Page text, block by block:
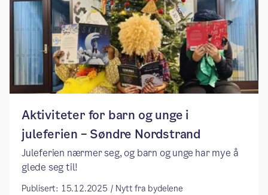
Aktiviteter for barn og unge i
juleferien – Søndre Nordstrand
Juleferien nærmer seg, og barn og unge har mye å
glede seg til!
Publisert: 15.12.2025 / Nytt fra bydelene